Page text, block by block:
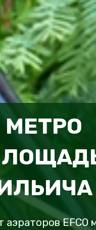
МЕТРО
аэраторов EFCO